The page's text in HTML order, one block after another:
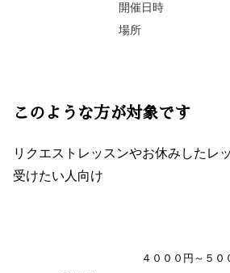
開催日時
場所
このような方が対象です
リクエストレッスンやお休みしたレ
受けたい人向け
４０００円～５０